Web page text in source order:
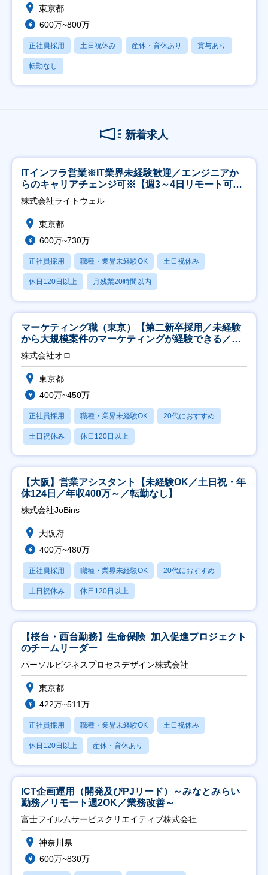
東京都
600万~800万
正社員採用 土日祝休み 産休・育休あり 賞与あり
転勤なし
新着求人
ITインフラ営業※IT業界未経験歓迎／エンジニアか
らのキャリアチェンジ可※【週3～4日リモート可
能】
株式会社ライトウェル
東京都
600万~730万
正社員採用 職種・業界未経験OK 土日祝休み
休日120日以上 月残業20時間以内
マーケティング職（東京）【第二新卒採用／未経験
から大規模案件のマーケティングが経験できる／研
修充実】
株式会社オロ
東京都
400万~450万
正社員採用 職種・業界未経験OK 20代におすすめ
土日祝休み 休日120日以上
【大阪】営業アシスタント【未経験OK／土日祝・年
休124日／年収400万～／転勤なし】
株式会社JoBins
大阪府
400万~480万
正社員採用 職種・業界未経験OK 20代におすすめ
土日祝休み 休日120日以上
【桜台・西台勤務】生命保険_加入促進プロジェクト
のチームリーダー
パーソルビジネスプロセスデザイン株式会社
東京都
422万~511万
正社員採用 職種・業界未経験OK 土日祝休み
休日120日以上 産休・育休あり
ICT企画運用（開発及びPJリード）～みなとみらい
勤務／リモート週2OK／業務改善～
富士フイルムサービスクリエイティブ株式会社
神奈川県
600万~830万